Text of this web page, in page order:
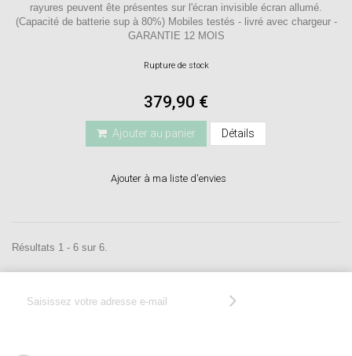
rayures peuvent ête présentes sur l'écran invisible écran allumé.
(Capacité de batterie sup à 80%) Mobiles testés - livré avec chargeur -
GARANTIE 12 MOIS
Rupture de stock
379,90 €
Ajouter au panier Détails
Ajouter à ma liste d'envies
Résultats 1 - 6 sur 6.